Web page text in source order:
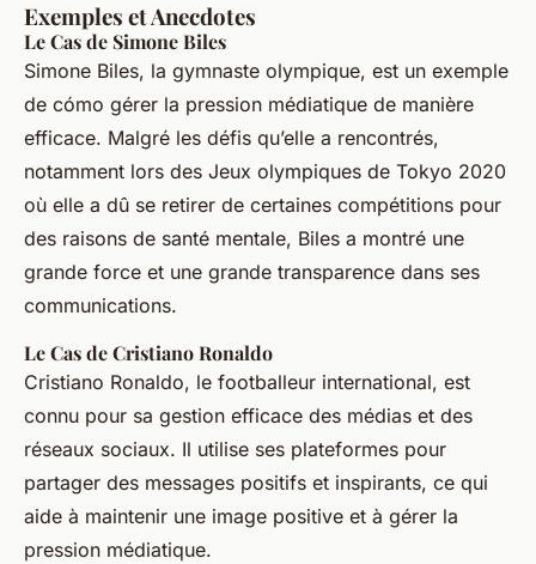
Exemples et Anecdotes
Le Cas de Simone Biles
Simone Biles, la gymnaste olympique, est un exemple
de cómo gérer la pression médiatique de manière
efficace. Malgré les défis qu’elle a rencontrés,
notamment lors des Jeux olympiques de Tokyo 2020
où elle a dû se retirer de certaines compétitions pour
des raisons de santé mentale, Biles a montré une
grande force et une grande transparence dans ses
communications.
Le Cas de Cristiano Ronaldo
Cristiano Ronaldo, le footballeur international, est
connu pour sa gestion efficace des médias et des
réseaux sociaux. Il utilise ses plateformes pour
partager des messages positifs et inspirants, ce qui
aide à maintenir une image positive et à gérer la
pression médiatique.